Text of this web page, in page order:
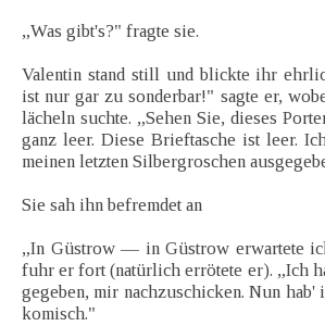
„Was gibt's?" fragte sie.
Valentin stand still und blickte ihr
ist nur gar zu sonderbar!" sagte er,
lächeln suchte. „Sehen Sie, dieses
ganz leer. Diese Brieftasche ist leer.
meinen letzten Silbergroschen
Sie sah ihn befremdet an
„In Güstrow — in Güstrow erwartete
fuhr er fort (natürlich errötete er). „Ich
gegeben, mir nachzuschicken. Nun
komisch."